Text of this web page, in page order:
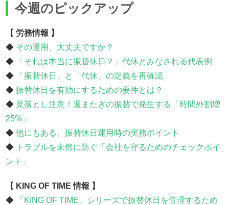
今週のピックアップ
【 労務情報 】
◆ その運用、大丈夫ですか？
◆
「それは本当に振替休日？」代休とみなされる代表例
◆
「振替休日」と「代休」の定義を再確認
◆振替休日を有効にするための要件とは？
◆ 見落とし注意！週またぎの振替で発生する「時間外割増
25%」
◆他にもある、振替休日運用時の実務ポイント
◆ トラブルを未然に防ぐ「会社を守るためのチェックポイ
ント」
【 KING OF TIME 情報 】
◆
「KING OF TIME」シリーズで振替休日を管理するため